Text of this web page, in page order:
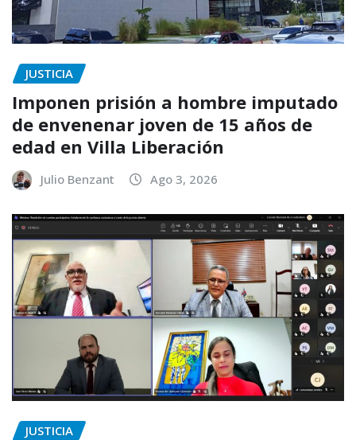
JUSTICIA
Imponen prisión a hombre imputado
de envenenar joven de 15 años de
edad en Villa Liberación
Julio Benzant Ago 3, 2026
JUSTICIA